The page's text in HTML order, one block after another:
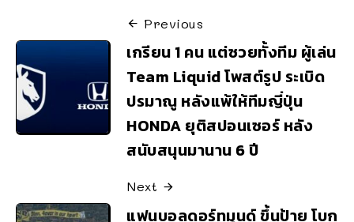
Previous
เกรียน 1 คน แต่ซวยทั้งทีม ผู้เล่น
Team Liquid โพสต์รูป ระเบิด
ปรมาณู หลังแพ้ให้ทีมญี่ปุ่น
HONDA ยุติสปอนเซอร์ หลัง
สนับสนุนมานาน 6 ปี
Next
แฟนบอลดอร์ทมุนด์ ขึ้นป้าย โบก